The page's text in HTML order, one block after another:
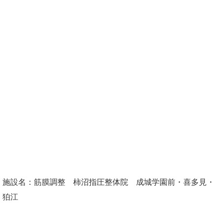
施設名：筋膜調整 柿沼指圧整体院 成城学園前・喜多見・
狛江